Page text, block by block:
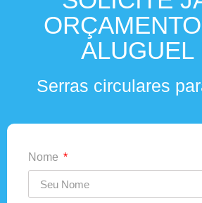
ALUGUEL
Serras circulares
Nome